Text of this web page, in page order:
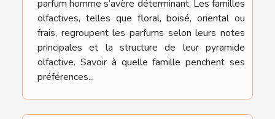
parfum homme s’avère déterminant. Les familles
olfactives, telles que floral, boisé, oriental ou
frais, regroupent les parfums selon leurs notes
principales et la structure de leur pyramide
olfactive. Savoir à quelle famille penchent ses
préférences...